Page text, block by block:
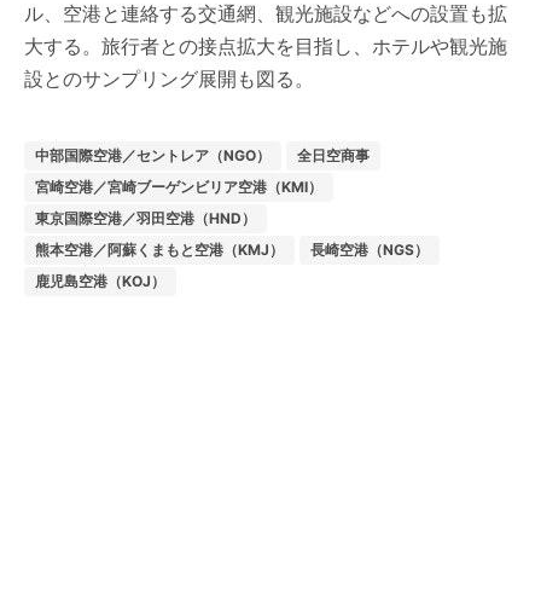
ル、空港と連絡する交通網、観光施設などへの設置も拡
大する。旅行者との接点拡大を目指し、ホテルや観光施
設とのサンプリング展開も図る。
中部国際空港／セントレア（NGO）
全日空商事
宮崎空港／宮崎ブーゲンビリア空港（KMI）
東京国際空港／羽田空港（HND）
熊本空港／阿蘇くまもと空港（KMJ）
長崎空港（NGS）
鹿児島空港（KOJ）